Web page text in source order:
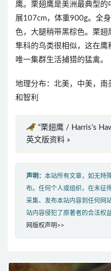
鹰。栗翅鹰是美洲最典型
展107cm，体重900g。全
色，大腿稍带黑棕色。栗翅
隼科的鸟类很相似，这在
唯一集群生活捕猎的猛禽。
地理分布：北美，中美，南
和智利
“栗翅鹰 / Harris’s
英文版资料 »
声明： 本站所有文章，如无特
布。任何个人或组织，在未征
采集、发布本站内容到任何网
站内容侵犯了原著者的合法权
网版权声明>>